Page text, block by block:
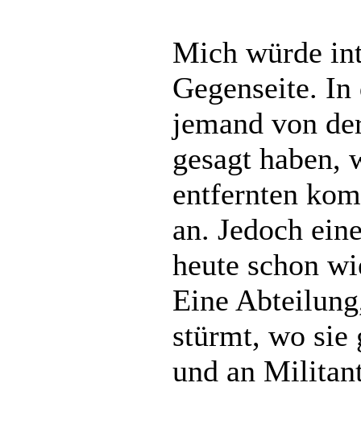
Mich würde
Gegenseite.
jemand von
gesagt
entfernten
an. Jedoch
heute schon
Eine
stürmt, wo sie
und an